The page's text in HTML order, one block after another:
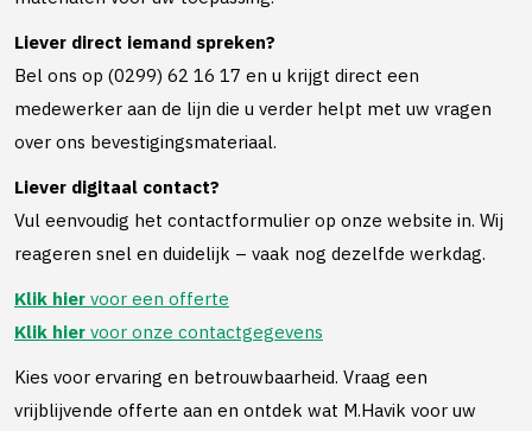
Liever direct iemand spreken?
Bel ons op (0299) 62 16 17 en u krijgt direct een
medewerker aan de lijn die u verder helpt met uw vragen
over ons bevestigingsmateriaal.
Liever digitaal contact?
Vul eenvoudig het contactformulier op onze website in. Wij
reageren snel en duidelijk – vaak nog dezelfde werkdag.
Klik hier voor een offerte
Klik hier voor onze contactgegevens
Kies voor ervaring en betrouwbaarheid. Vraag een
vrijblijvende offerte aan en ontdek wat M.Havik voor uw